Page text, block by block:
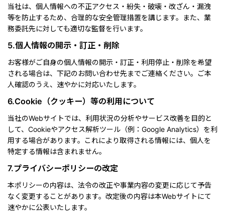
当社は、個人情報への不正アクセス・紛失・破壊・改ざん・漏洩
等を防止するため、合理的な安全管理措置を講じます。また、業
務委託先に対しても適切な監督を行います。
5.個人情報の開示・訂正・削除
お客様がご自身の個人情報の開示・訂正・利用停止・削除を希望
される場合は、下記のお問い合わせ先までご連絡ください。ご本
人確認のうえ、速やかに対応いたします。
6.Cookie（クッキー）等の利用について
当社のWebサイトでは、利用状況の分析やサービス改善を目的と
して、Cookieやアクセス解析ツール（例：Google Analytics）を利
用する場合があります。これにより取得される情報には、個人を
特定する情報は含まれません。
7.プライバシーポリシーの改定
本ポリシーの内容は、法令の改正や事業内容の変更に応じて予告
なく変更することがあります。改定後の内容は本Webサイトにて
速やかに公表いたします。